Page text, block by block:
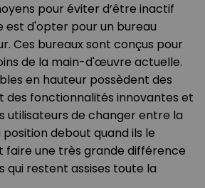
pour éviter d’être inactif
est d'opter pour un bureau
Ces bureaux sont conçus pour
de la main-d'œuvre actuelle.
en hauteur possèdent des
des fonctionnalités innovantes et
utilisateurs de changer entre la
position debout quand ils le
faire une très grande différence
qui restent assises toute la